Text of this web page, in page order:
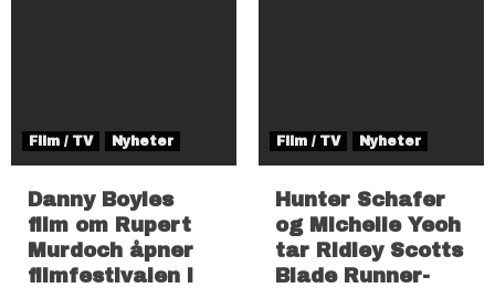
Film / TV Nyheter
Danny Boyles
film om Rupert
Murdoch åpner
filmfestivalen i
Film / TV Nyheter
Hunter Schafer
og Michelle Yeoh
tar Ridley Scotts
Blade Runner-